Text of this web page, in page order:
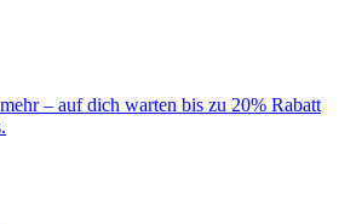
– auf dich warten bis zu 20% Rabatt